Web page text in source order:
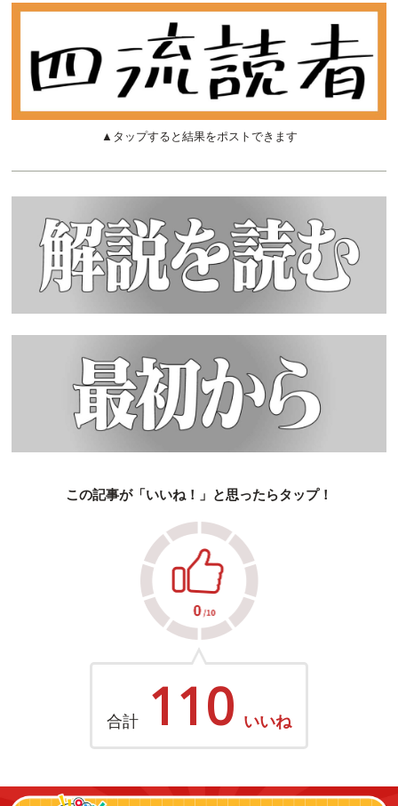
▲タップすると結果をポストできます
この記事が「いいね！」と思ったらタップ！
合計 110 いいね